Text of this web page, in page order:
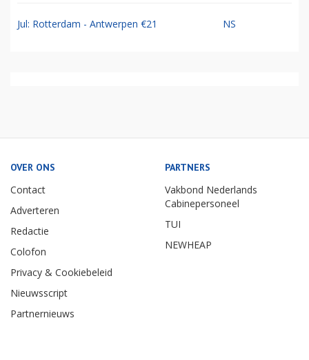
Jul: Rotterdam - Antwerpen €21 NS
OVER ONS
Contact
Adverteren
Redactie
Colofon
Privacy & Cookiebeleid
Nieuwsscript
Partnernieuws
PARTNERS
Vakbond Nederlands
Cabinepersoneel
TUI
NEWHEAP